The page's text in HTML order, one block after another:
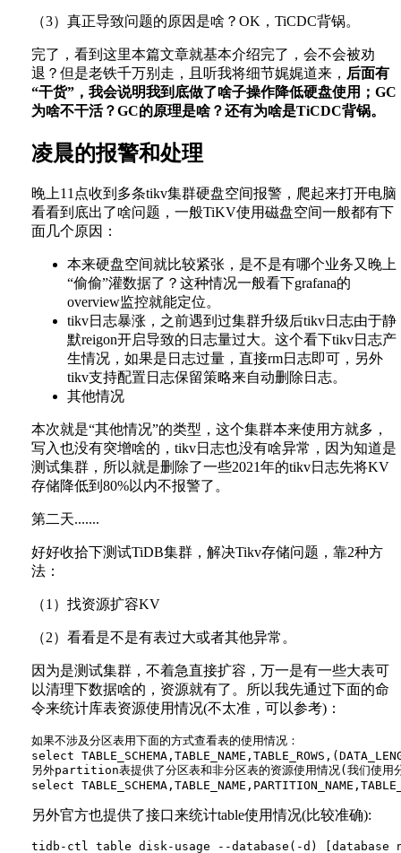
（3）真正导致问题的原因是啥？OK，TiCDC背锅。
完了，看到这里本篇文章就基本介绍完了，会不会被劝
退？但是老铁千万别走，且听我将细节娓娓道来， 后面有
“干货”，我会说明我到底做了啥子操作降低硬盘使用；GC
为啥不干活？GC的原理是啥？还有为啥是TiCDC背锅。
凌晨的报警和处理
晚上11点收到多条tikv集群硬盘空间报警，爬起来打开电脑
看看到底出了啥问题，一般TiKV使用磁盘空间一般都有下
面几个原因：
本来硬盘空间就比较紧张，是不是有哪个业务又晚上
“偷偷”灌数据了？这种情况一般看下grafana的
overview监控就能定位。
tikv日志暴涨，之前遇到过集群升级后tikv日志由于静
默reigon开启导致的日志量过大。这个看下tikv日志产
生情况，如果是日志过量，直接rm日志即可，另外
tikv支持配置日志保留策略来自动删除日志。
其他情况
本次就是“其他情况”的类型，这个集群本来使用方就多，
写入也没有突增啥的，tikv日志也没有啥异常，因为知道是
测试集群，所以就是删除了一些2021年的tikv日志先将KV
存储降低到80%以内不报警了。
第二天.......
好好收拾下测试TiDB集群，解决Tikv存储问题，靠2种方
法：
（1）找资源扩容KV
（2）看看是不是有表过大或者其他异常。
因为是测试集群，不着急直接扩容，万一是有一些大表可
以清理下数据啥的，资源就有了。所以我先通过下面的命
令来统计库表资源使用情况(不太准，可以参考)：
如果不涉及分区表用下面的方式查看表的使用情况：
select
另外partition表提供了分区表和非分区表的资源使用情况(我们使用
另外官方也提供了接口来统计table使用情况(比较准确):